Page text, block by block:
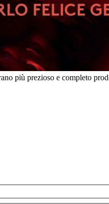
più prezioso e completo